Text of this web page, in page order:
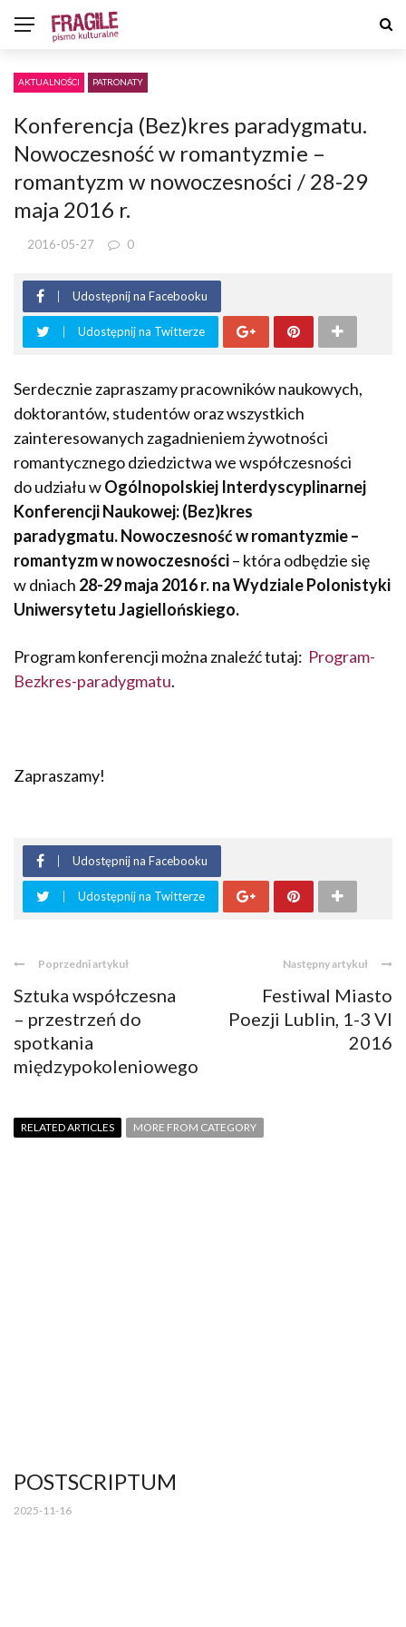
AKTUALNOŚCI PATRONATY
Konferencja (Bez)kres paradygmatu.
Nowoczesność w romantyzmie –
romantyzm w nowoczesności / 28-29
maja 2016 r.
2016-05-27 0
Udostępnij na Facebooku
Udostępnij na Twitterze
Serdecznie zapraszamy pracowników naukowych,
doktorantów, studentów oraz wszystkich
zainteresowanych zagadnieniem żywotności
romantycznego dziedzictwa we współczesności
do udziału wOgólnopolskiej Interdyscyplinarnej
Konferencji Naukowej: (Bez)kres
paradygmatu.Nowoczesność w romantyzmie –
romantyzm w nowoczesności– która odbędzie się
w dniach 28-29 maja 2016 r. na Wydziale Polonistyki
Uniwersytetu Jagiellońskiego.
Program konferencji można znaleźć tutaj: Program-
Bezkres-paradygmatu.
Zapraszamy!
Udostępnij na Facebooku
Udostępnij na Twitterze
Poprzedni artykuł
Sztuka współczesna
– przestrzeń do
spotkania
międzypokoleniowego
Następny artykuł
Festiwal Miasto
Poezji Lublin, 1-3 VI
2016
RELATED ARTICLES MORE FROM CATEGORY
POSTSCRIPTUM
2025-11-16